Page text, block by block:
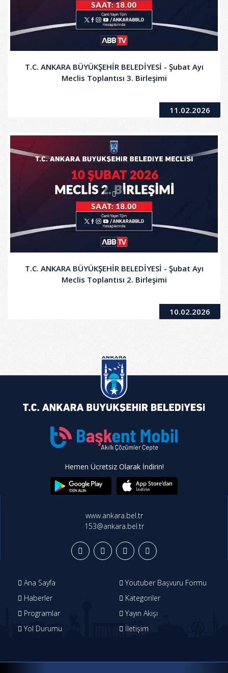
T.C. ANKARA BÜYÜKŞEHİR BELEDİYESİ - Şubat Ayı
Meclis Toplantısı 3. Birleşimi
11.02.2026
T.C. ANKARA BÜYÜKŞEHİR BELEDİYESİ - Şubat Ayı
Meclis Toplantısı 2. Birleşimi
10.02.2026
Hemen Ücretsiz Olarak İndirin!
www.ankara.bel.tr
153@ankara.bel.tr
Ana Sayfa
Youtuber Başvuru Formu
Haberler
Kategoriler
Programlar
Yayın Akışı
Yol Durumu
İletişim